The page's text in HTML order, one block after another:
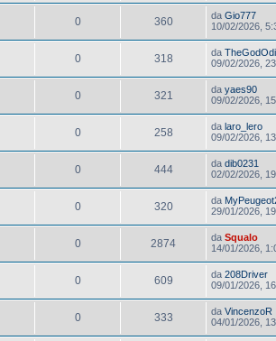
0 360 da Gio777
10/02/2026,
0 318 da
09/02/2026,
0 321 da yaes90
09/02/2026,
0 258 da laro_lero
09/02/2026,
0 444 da dib0231
02/02/2026,
0 320 da
29/01/2026,
0 2874 da Squalo
14/01/2026,
0 609 da 208Driver
09/01/2026,
0 333 da VincenzoR
04/01/2026,